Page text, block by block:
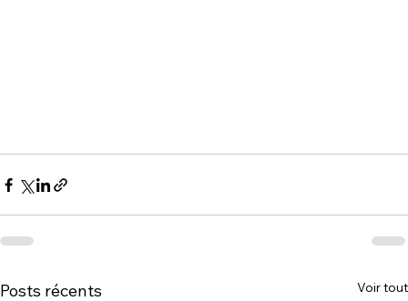
Posts récents Voir tout